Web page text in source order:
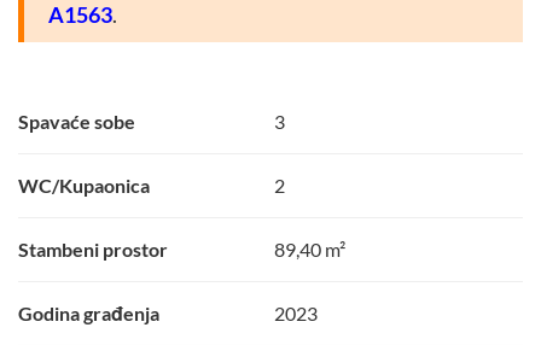
A1563.
Spavaće sobe 3
WC/Kupaonica 2
Stambeni prostor 89,40 m²
Godina građenja 2023